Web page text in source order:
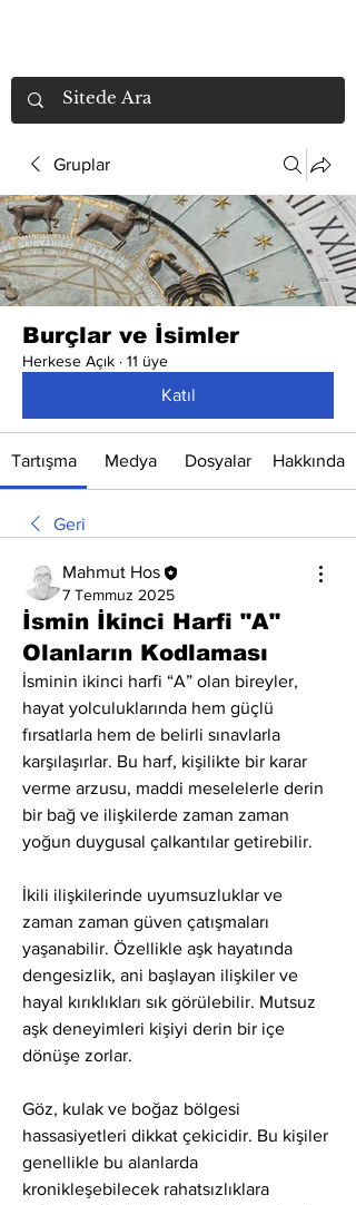
Gruplar
Burçlar ve İsimler
Herkese Açık · 11 üye
Katıl
Tartışma Medya Dosyalar Hakkında
Geri
Mahmut Hos
7 Temmuz 2025
İsmin İkinci Harfi "A"
Olanların Kodlaması
İsminin ikinci harfi “A” olan bireyler,
hayat yolculuklarında hem güçlü
fırsatlarla hem de belirli sınavlarla
karşılaşırlar. Bu harf, kişilikte bir karar
verme arzusu, maddi meselelerle derin
bir bağ ve ilişkilerde zaman zaman
yoğun duygusal çalkantılar getirebilir.
İkili ilişkilerinde uyumsuzluklar ve
zaman zaman güven çatışmaları
yaşanabilir. Özellikle aşk hayatında
dengesizlik, ani başlayan ilişkiler ve
hayal kırıklıkları sık görülebilir. Mutsuz
aşk deneyimleri kişiyi derin bir içe
dönüşe zorlar.
Göz, kulak ve boğaz bölgesi
hassasiyetleri dikkat çekicidir. Bu kişiler
genellikle bu alanlarda
kronikleşebilecek rahatsızlıklara